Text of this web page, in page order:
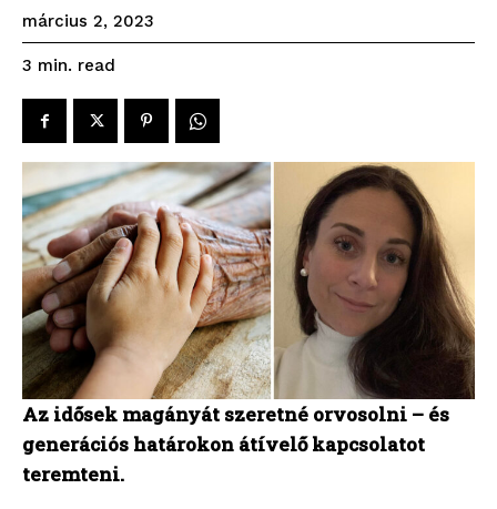
március 2, 2023
3 min. read
Az idősek magányát szeretné orvosolni – és
generációs határokon átívelő kapcsolatot
teremteni.